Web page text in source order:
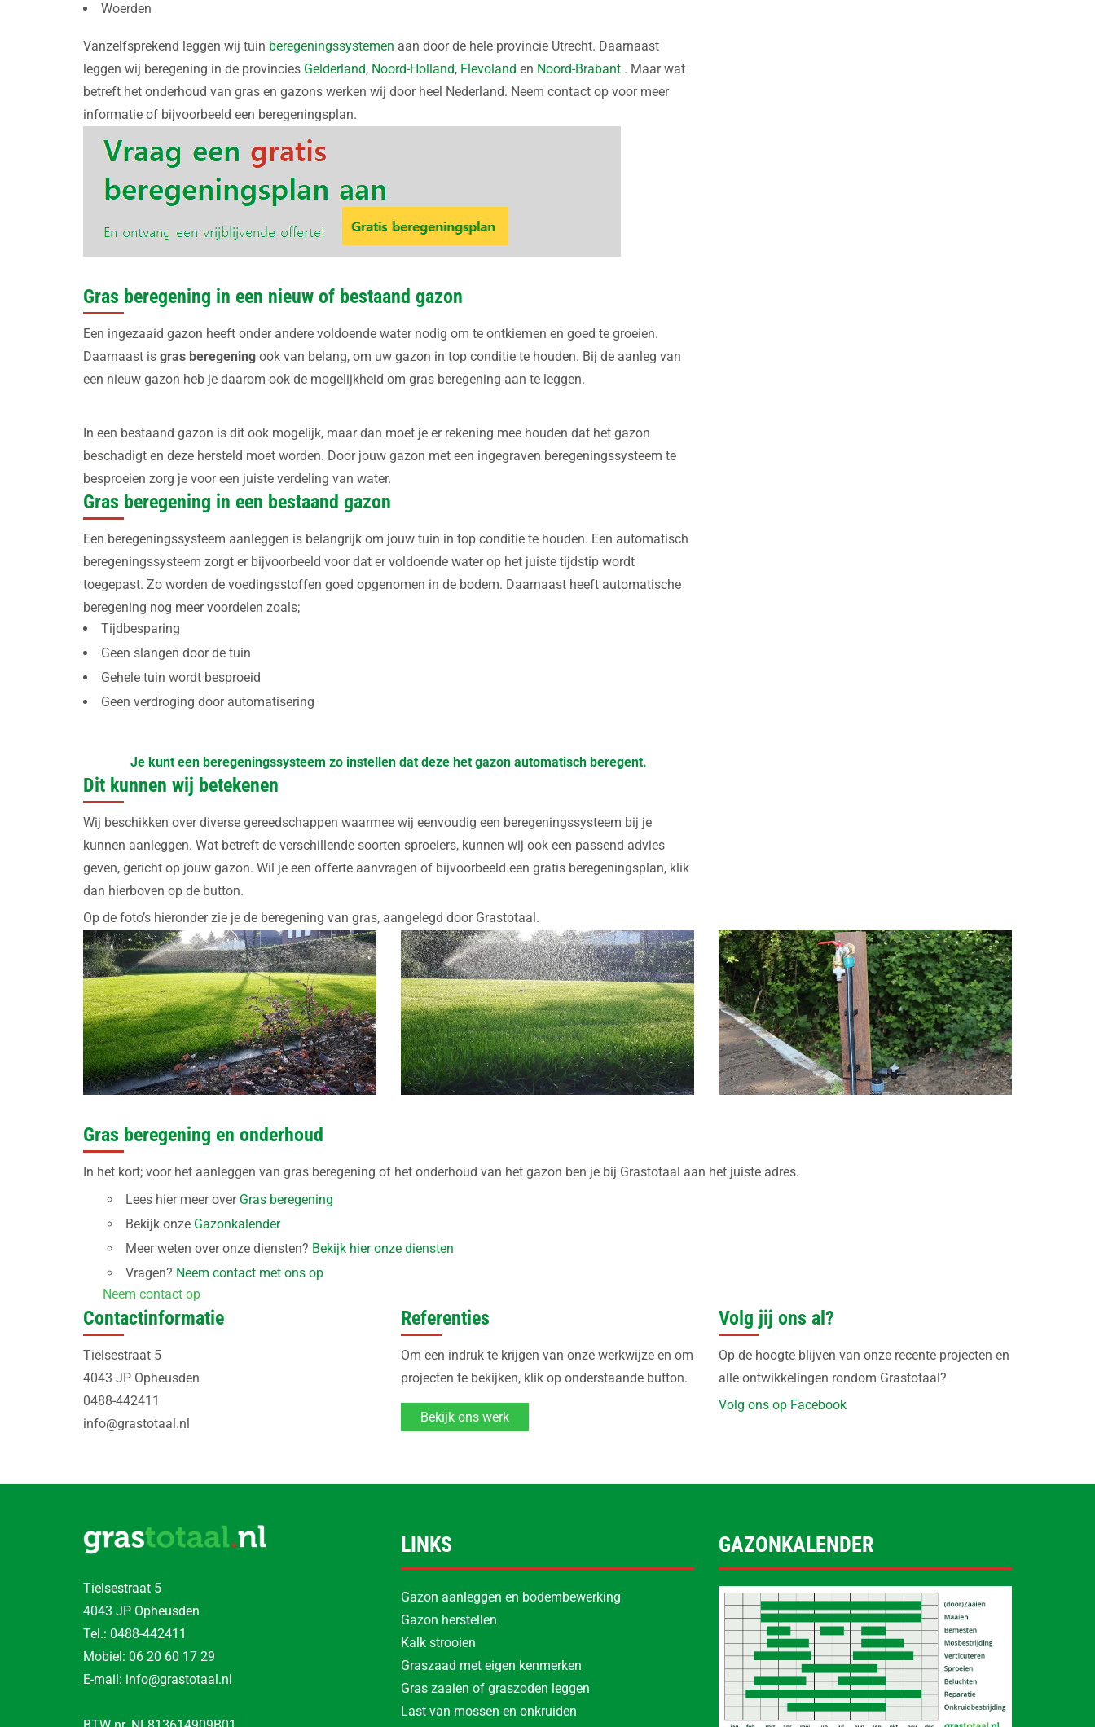
Woerden
Vanzelfsprekend leggen wij tuin beregeningssystemen aan door de hele provincie Utrecht. Daarnaast
leggen wij beregening in de provincies Gelderland, Noord-Holland, Flevoland en Noord-Brabant . Maar wat
betreft het onderhoud van gras en gazons werken wij door heel Nederland. Neem contact op voor meer
informatie of bijvoorbeeld een beregeningsplan.
Gras beregening in een nieuw of bestaand gazon
Een ingezaaid gazon heeft onder andere voldoende water nodig om te ontkiemen en goed te groeien.
Daarnaast is gras beregening ook van belang, om uw gazon in top conditie te houden. Bij de aanleg van
een nieuw gazon heb je daarom ook de mogelijkheid om gras beregening aan te leggen.
In een bestaand gazon is dit ook mogelijk, maar dan moet je er rekening mee houden dat het gazon
beschadigt en deze hersteld moet worden. Door jouw gazon met een ingegraven beregeningssysteem te
besproeien zorg je voor een juiste verdeling van water.
Gras beregening in een bestaand gazon
Een beregeningssysteem aanleggen is belangrijk om jouw tuin in top conditie te houden. Een automatisch
beregeningssysteem zorgt er bijvoorbeeld voor dat er voldoende water op het juiste tijdstip wordt
toegepast. Zo worden de voedingsstoffen goed opgenomen in de bodem. Daarnaast heeft automatische
beregening nog meer voordelen zoals;
Tijdbesparing
Geen slangen door de tuin
Gehele tuin wordt besproeid
Geen verdroging door automatisering
Je kunt een beregeningssysteem zo instellen dat deze het gazon automatisch beregent.
Dit kunnen wij betekenen
Wij beschikken over diverse gereedschappen waarmee wij eenvoudig een beregeningssysteem bij je
kunnen aanleggen. Wat betreft de verschillende soorten sproeiers, kunnen wij ook een passend advies
geven, gericht op jouw gazon. Wil je een offerte aanvragen of bijvoorbeeld een gratis beregeningsplan, klik
dan hierboven op de button.
Op de foto’s hieronder zie je de beregening van gras, aangelegd door Grastotaal.
Gras beregening en onderhoud
In het kort; voor het aanleggen van gras beregening of het onderhoud van het gazon ben je bij Grastotaal aan het juiste adres.
Lees hier meer over Gras beregening
Bekijk onze Gazonkalender
Meer weten over onze diensten? Bekijk hier onze diensten
Vragen? Neem contact met ons op
Neem contact op
Contactinformatie
Tielsestraat 5
4043 JP Opheusden
0488-442411
info@grastotaal.nl
Referenties
Om een indruk te krijgen van onze werkwijze en om
projecten te bekijken, klik op onderstaande button.
Bekijk ons werk
Volg jij ons al?
Op de hoogte blijven van onze recente projecten en
alle ontwikkelingen rondom Grastotaal?
Volg ons op Facebook
Tielsestraat 5
4043 JP Opheusden
Tel.: 0488-442411
Mobiel: 06 20 60 17 29
E-mail: info@grastotaal.nl
LINKS
Gazon aanleggen en bodembewerking
Gazon herstellen
Kalk strooien
Graszaad met eigen kenmerken
Gras zaaien of graszoden leggen
Last van mossen en onkruiden
GAZONKALENDER